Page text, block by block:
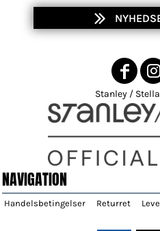
Stanley /
NAVIGATION
Handelsbetingelser Returret